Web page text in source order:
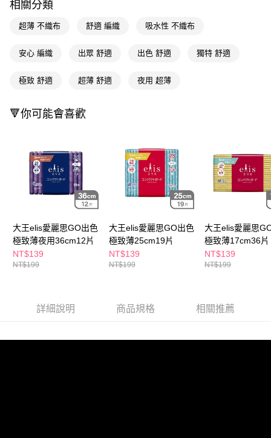
１．透過由恩沛科技股份有限公司提供之「AFTEE先享後付」服務完成之交
２．關於個人資料處理事宜，請瀏覽以下網址：
３．未成年的使用者請事先徵得法定代理人或監護人之同意方可使用
４．使用「AFTEE先享後付」時，將依據個別帳號之用戶狀況，依本公司即
恩沛科技股份有限公司將有權停止該用戶之使用額度並採取法律行動。
7-11取貨付款
每筆NT$65，滿NT$490(含以上)免運費
付款後7-11取貨
宅配(本島)
相關分類
超薄 不織布 舒適 編織 吸水性 不織布
安心 編織 出眾 舒適 出色 舒適 獨特 舒適
極致 舒適 超薄 舒適 夜用 超薄
🔻你可能會喜歡
大王elis愛麗思GO出色
極致薄夜用36cm12片
NT$139
NT$199
大王elis愛麗思GO出色
極致薄25cm19片
NT$139
NT$199
大王elis愛麗思
極致薄17cm36片
NT$139
NT$199
詳細說明 商品規格 相關推薦